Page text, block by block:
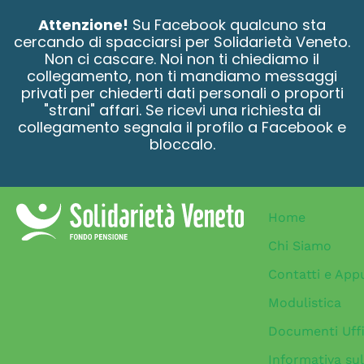
Attenzione! Su Facebook qualcuno sta
cercando di spacciarsi per Solidarietà Veneto.
Non ci cascare. Noi non ti chiediamo il
collegamento, non ti mandiamo messaggi
privati per chiederti dati personali o proporti
"strani" affari. Se ricevi una richiesta di
collegamento segnala il profilo a Facebook e
bloccalo.
Home
Chi Siamo
Contatti e
Modulistica
Documenti
Informativa